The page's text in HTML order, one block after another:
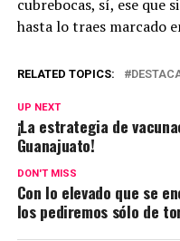
cubrebocas, sí, ese que
hasta lo traes marcado
RELATED TOPICS:
UP NEXT
¡La estrategia de
Guanajuato!
DON'T MISS
Con lo elevado que se
los pediremos sólo de